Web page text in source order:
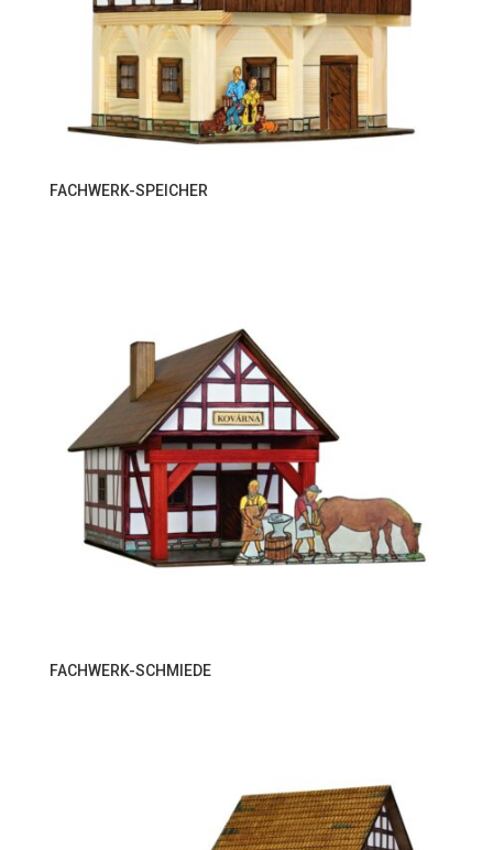
FACHWERK-SPEICHER
FACHWERK-SCHMIEDE